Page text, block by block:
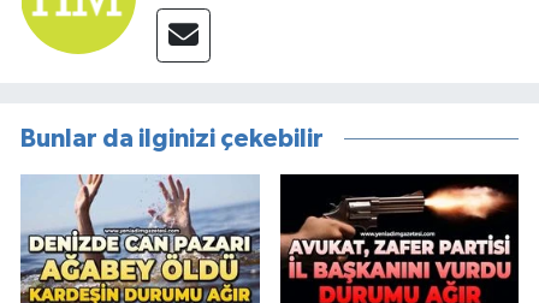
Bunlar da ilginizi çekebilir